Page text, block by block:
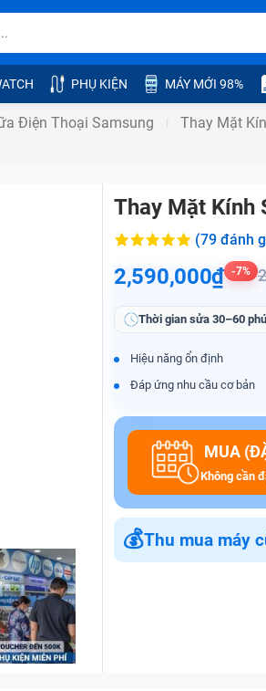
PHỤ KIỆN MÁY MỚI 98%
Điện Thoại Samsung
Thay Mặt
Thay Mặt Kính
(79 đánh
2,590,000₫ -7%
Thời gian sửa 30–60
Hiệu năng ổn định
Đáp ứng nhu cầu cơ bản
MUA
Không cần
💰Thu mua máy